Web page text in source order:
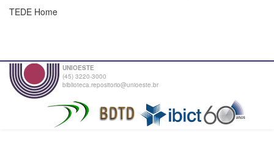
TEDE Home
UNIOESTE
(45) 3220-3000
biblioteca.repositorio@unioeste.br